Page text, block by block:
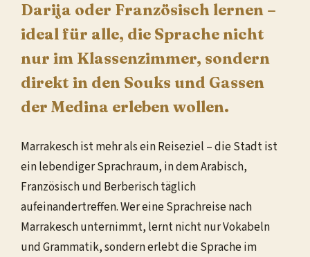
Darija oder Französisch lernen –
ideal für alle, die Sprache nicht
nur im Klassenzimmer, sondern
direkt in den Souks und Gassen
der Medina erleben wollen.
Marrakesch ist mehr als ein Reiseziel – die Stadt ist
ein lebendiger Sprachraum, in dem Arabisch,
Französisch und Berberisch täglich
aufeinandertreffen. Wer eine Sprachreise nach
Marrakesch unternimmt, lernt nicht nur Vokabeln
und Grammatik, sondern erlebt die Sprache im